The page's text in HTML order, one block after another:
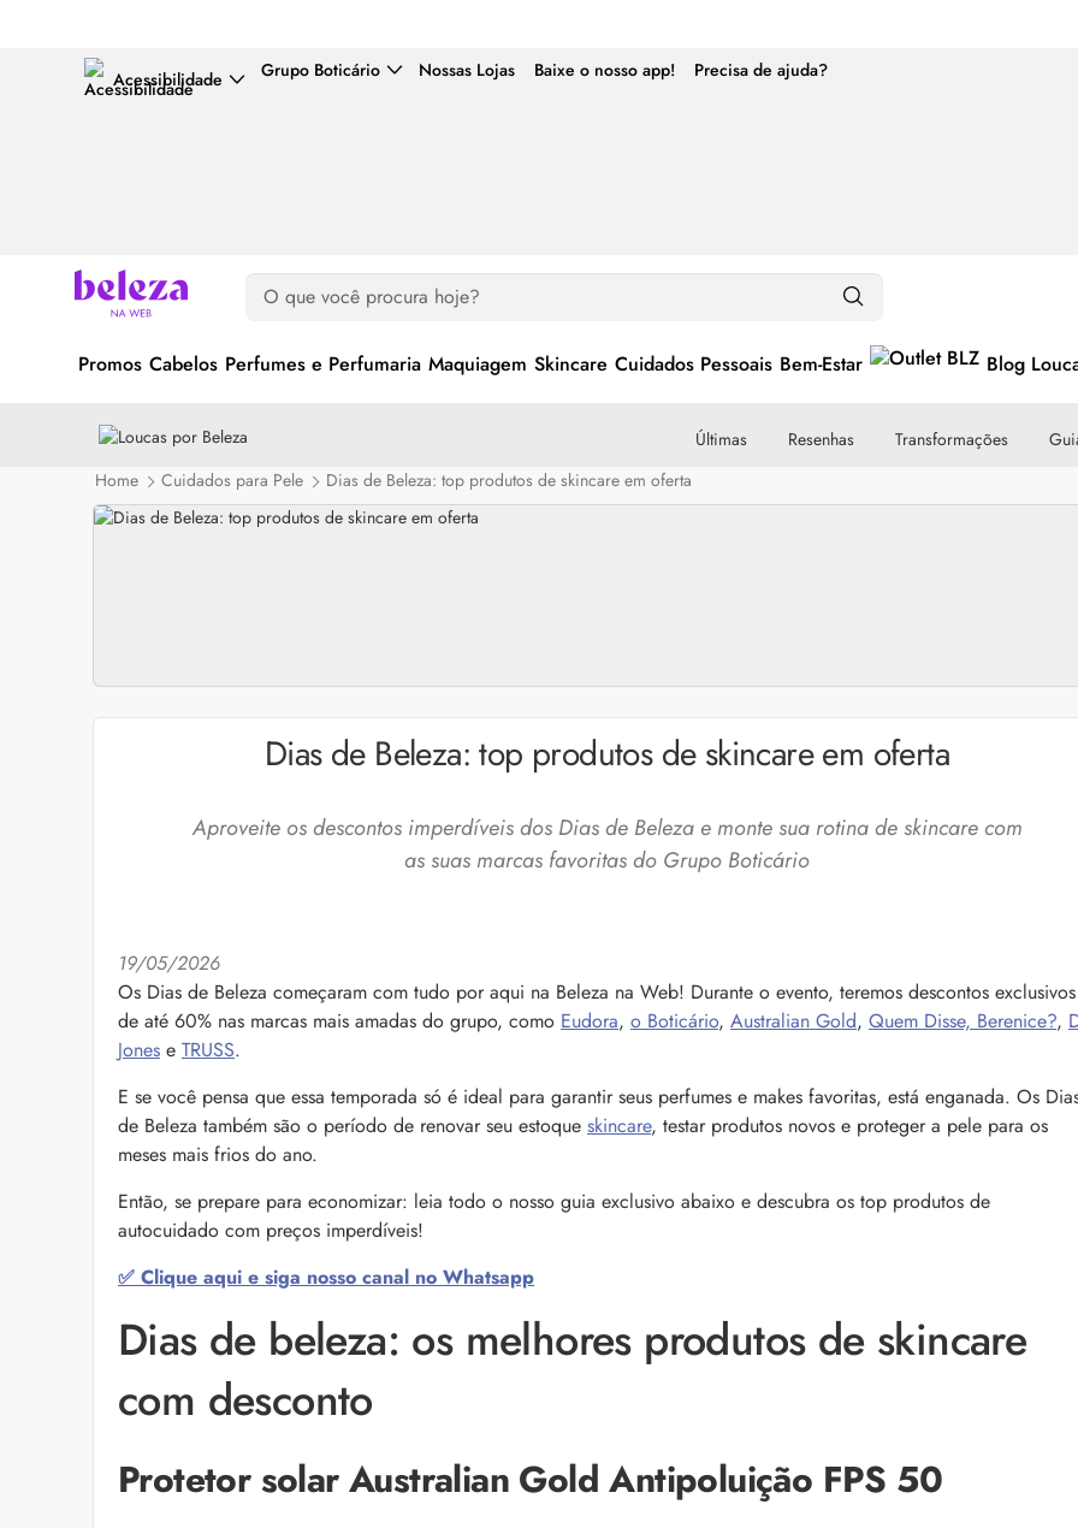
Acessibilidade Grupo Boticário Nossas Lojas Baixe o nosso app! Precisa de ajuda?
Promos Cabelos Perfumes e Perfumaria Maquiagem Skincare Cuidados Pessoais Bem-Estar Blog
Últimas Resenhas Transformações
Home
Cuidados para Pele Dias de Beleza: top produtos de skincare em oferta
Dias de Beleza: top produtos de skincare em oferta
Aproveite os descontos imperdíveis dos Dias de Beleza e monte sua rotina de skincare com
as suas marcas favoritas do Grupo Boticário
19/05/2026
Os Dias de Beleza começaram com tudo por aqui na Beleza na Web! Durante o evento, teremos descontos exclusivos
de até 60% nas marcas mais amadas do grupo, como Eudora, o Boticário, Australian Gold, Quem Disse, Berenice?,
Jones e TRUSS.
E se você pensa que essa temporada só é ideal para garantir seus perfumes e makes favoritas, está enganada. Os
de Beleza também são o período de renovar seu estoque skincare, testar produtos novos e proteger a pele para os
meses mais frios do ano.
Então, se prepare para economizar: leia todo o nosso guia exclusivo abaixo e descubra os top produtos de
autocuidado com preços imperdíveis!
✅ Clique aqui e siga nosso canal no Whatsapp
Dias de beleza: os melhores produtos de skincare
com desconto
Protetor solar Australian Gold Antipoluição FPS 50
Cuidados com a barba: 4 dicas e produtos
as recomendações do barbeiro
Queda de cabelo masculina: causas,
e mais
comum, e a boa notícia é que é possível
minimizá-lo. Descubra como, aqui!
Bond Repair: o que é a tecnologia e como ela
Lançamentos da semana